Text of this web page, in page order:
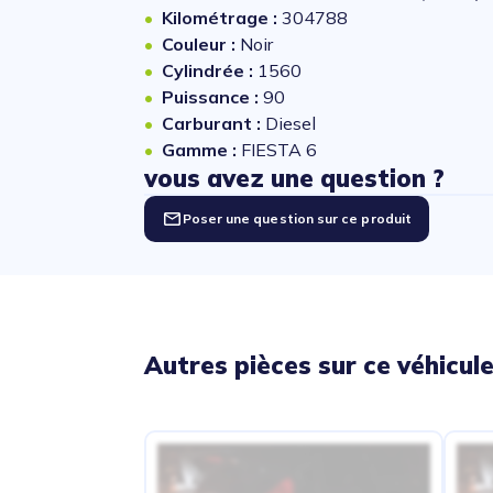
Kilométrage : 304788
Couleur : Noir
Cylindrée : 1560
Puissance : 90
Carburant : Diesel
Gamme : FIESTA 6
vous avez une question ?
Poser une question sur ce produit
Autres pièces sur ce véhicule